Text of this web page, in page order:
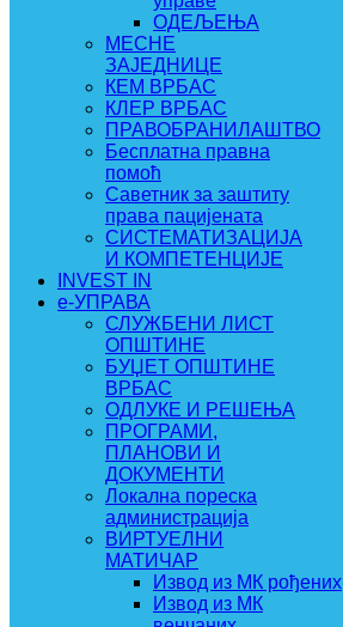
ОДЕЉЕЊА
МЕСНЕ
ЗАЈЕДНИЦЕ
КЕМ ВРБАС
КЛЕР ВРБАС
ПРАВОБРАНИЛАШТВО
Бесплатна правна
помоћ
Саветник за заштиту
права пацијената
СИСТЕМАТИЗАЦИЈА
И КОМПЕТЕНЦИЈЕ
INVEST IN
e-УПРАВА
СЛУЖБЕНИ ЛИСТ
ОПШТИНЕ
БУЏЕТ ОПШТИНЕ
ВРБАС
ОДЛУКЕ И РЕШЕЊА
ПРОГРАМИ,
ПЛАНОВИ И
ДОКУМЕНТИ
Локална пореска
администрација
ВИРТУЕЛНИ
МАТИЧАР
Извод из МК рођених
Извод из МК